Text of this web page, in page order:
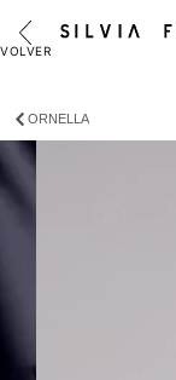
ORNELLA